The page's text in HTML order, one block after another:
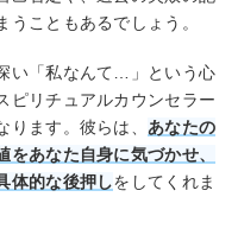
こともあるでしょう。
い「私なんて…」という心
ピリチュアルカウンセラー
ます。彼らは、 あなたの
あなた自身に気づかせ、
体的な後押しをしてくれま